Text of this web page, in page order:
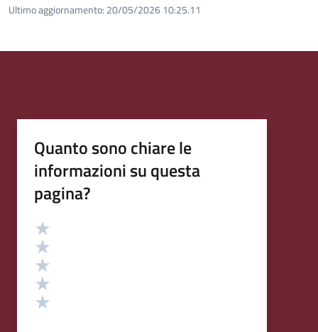
Ultimo aggiornamento: 20/05/2026 10:25.11
Quanto sono chiare le
informazioni su questa
pagina?
Valutazione